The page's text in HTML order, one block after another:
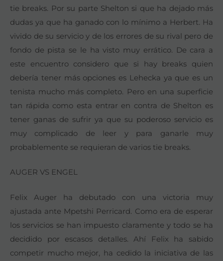
tie breaks. Por su parte Shelton si que ha dejado más
dudas ya que ha ganado con lo mínimo a Herbert. Ha
vivido de su servicio y de los errores de su rival pero de
fondo de pista se le ha visto muy errático. De cara a
este encuentro considero que si hay breaks quien
debería tener más opciones es Lehecka ya que es un
tenista mucho más completo. Pero en una superficie
tan rápida como esta entrar en contra de Shelton es
tener ganas de sufrir ya que su poderoso servicio es
muy complicado de leer y para ganarle muy
probablemente se requieran de varios tie breaks.
AUGER VS ENGEL
Felix Auger ha debutado con una victoria muy
ajustada ante Mpetshi Perricard. Como era de esperar
los servicios se han impuesto claramente y todo se ha
decidido por escasos detalles. Ahí Felix ha sabido
competir mucho mejor, ha cedido la iniciativa de las